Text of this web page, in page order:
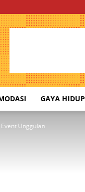
GAYA HIDUP
Unggulan